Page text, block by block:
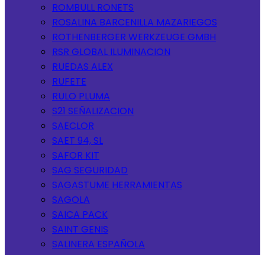
ROMBULL RONETS
ROSALINA BARCENILLA MAZARIEGOS
ROTHENBERGER WERKZEUGE GMBH
RSR GLOBAL ILUMINACION
RUEDAS ALEX
RUFETE
RULO PLUMA
S21 SEÑALIZACION
SAECLOR
SAET 94, SL
SAFOR KIT
SAG SEGURIDAD
SAGASTUME HERRAMIENTAS
SAGOLA
SAICA PACK
SAINT GENIS
SALINERA ESPAÑOLA